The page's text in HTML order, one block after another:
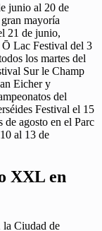
junio al 20 de
mayoría
21 de junio,
Lac Festival del 3
los martes del
Sur le Champ
Eicher y
del
Festival el 15
de agosto en el Parc
al 13 de
XXL en
la Ciudad de